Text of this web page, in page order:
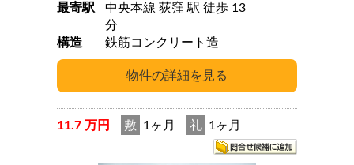
最寄駅
中央本線 荻窪 駅 徒歩 13
分
構造
鉄筋コンクリート造
11.7 万円 敷 1ヶ月 礼 1ヶ月